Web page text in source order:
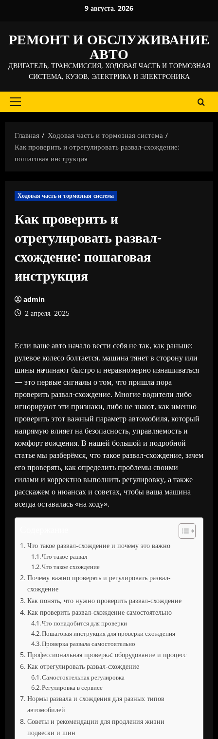
9 августа, 2026
РЕМОНТ И ОБСЛУЖИВАНИЕ
АВТО
ДВИГАТЕЛЬ, ТРАНСМИССИЯ, ХОДОВАЯ ЧАСТЬ И ТОРМОЗНАЯ
СИСТЕМА, КУЗОВ, ЭЛЕКТРИКА И ЭЛЕКТРОНИКА
Основное
Главная
Ходовая часть и тормозная система
Как проверить и отрегулировать развал-схождение:
пошаговая инструкция
Ходовая часть и тормозная система
Как проверить и
отрегулировать развал-
схождение: пошаговая
инструкция
admin
2 апреля, 2025
Если ваше авто начало вести себя не так, как раньше:
рулевое колесо болтается, машина тянет в сторону или
шины начинают быстро и неравномерно изнашиваться
— это первые сигналы о том, что пришла пора
проверить развал-схождение. Многие водители либо
игнорируют эти признаки, либо не знают, как именно
проверить этот важный параметр автомобиля, который
напрямую влияет на безопасность, управляемость и
комфорт вождения. В нашей большой и подробной
статье мы разберёмся, что такое развал-схождение, зачем
его проверять, как определить проблемы своими
силами и корректно выполнить регулировку, а также
расскажем о нюансах и советах, чтобы ваша машина
всегда оставалась «на ходу».
Что такое развал-схождение и почему это важно
Что такое развал
Что такое схождение
Почему важно проверять и регулировать развал-
схождение
Как понять, что нужно проверить развал-схождение
Как проверить развал-схождение самостоятельно
Что понадобится для проверки
Пошаговая инструкция для проверки схождения
Проверка развала самостоятельно
Профессиональная проверка: оборудование и процесс
Как отрегулировать развал-схождение
Самостоятельная регулировка
Регулировка в сервисе
Нормы развала и схождения для разных типов
автомобилей
Советы и рекомендации для продления жизни
подвески и шин